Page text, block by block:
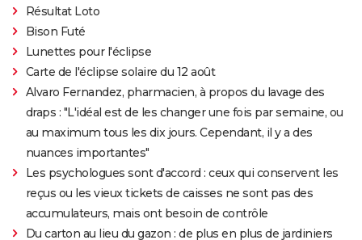
Résultat Loto
Bison Futé
Lunettes pour l'éclipse
Carte de l'éclipse solaire du 12 août
Alvaro Fernandez, pharmacien, à propos du lavage des
draps : "L'idéal est de les changer une fois par semaine, ou
au maximum tous les dix jours. Cependant, il y a des
nuances importantes"
Les psychologues sont d'accord : ceux qui conservent les
reçus ou les vieux tickets de caisses ne sont pas des
accumulateurs, mais ont besoin de contrôle
Du carton au lieu du gazon : de plus en plus de jardiniers